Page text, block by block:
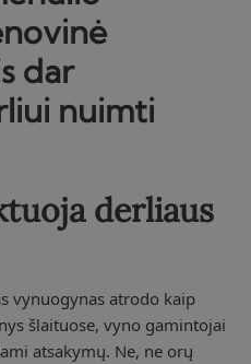
dar
nuimti
derliaus
vynuogynas atrodo kaip
šlaituose, vyno gamintojai
atsakymų. Ne, ne orų